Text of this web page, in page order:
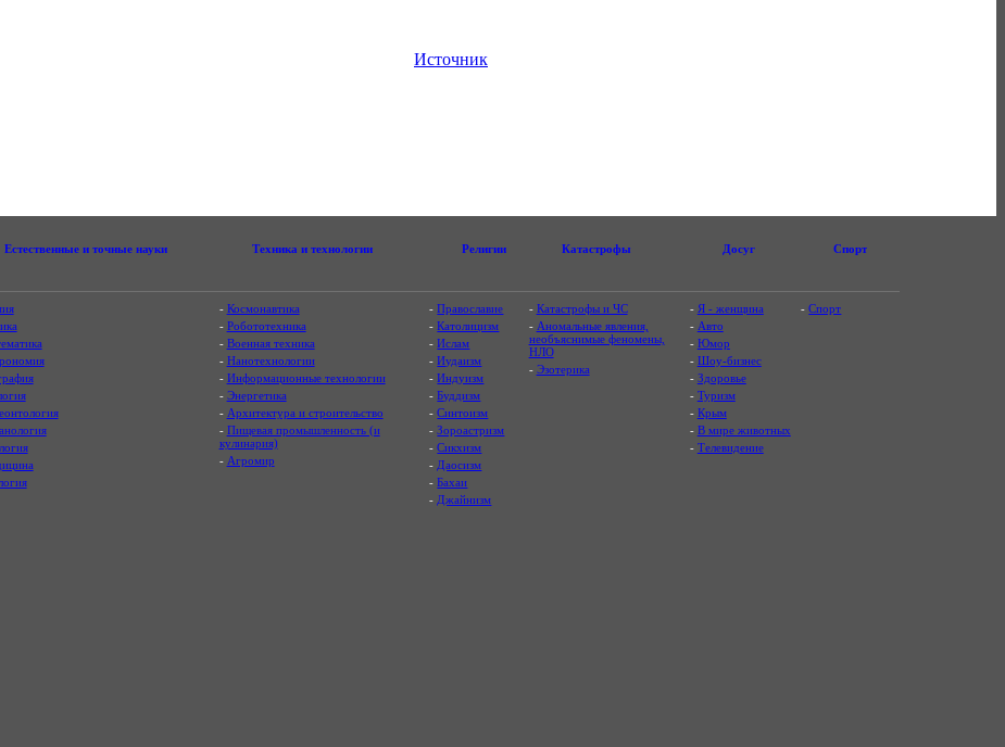
Источник
Естественные и точные науки Техника и технологии Религии Катастрофы Досуг Спорт
- Космонавтика
- Робототехника
- Военная техника
- Нанотехнологии
- Информационные технологии
- Энергетика
- Архитектура и строительство
- Пищевая промышленность (и
кулинария)
- Агромир
-Православие
-Католицизм
-Ислам
-Иудаизм
-Индуизм
-Буддизм
-Синтоизм
-Зороастризм
-Сикхизм
- Даосизм
-Бахаи
- Джайнизм
- Катастрофы и ЧС
- Аномальные явления,
необъяснимые феномены,
НЛО
- Эзотерика
- Я - женщина
- Авто
- Юмор
- Шоу-бизнес
- Здоровье
- Туризм
- Крым
- В мире животных
- Телевидение
-Спорт